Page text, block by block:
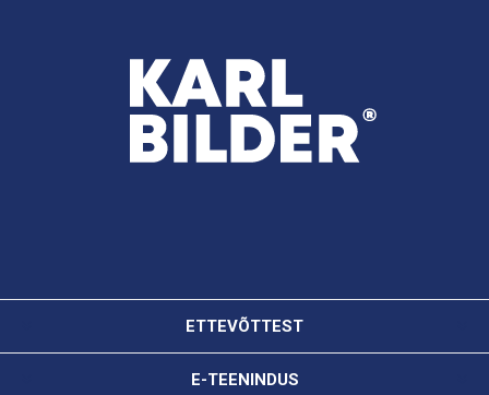
ETTEVÕTTEST
E-TEENINDUS